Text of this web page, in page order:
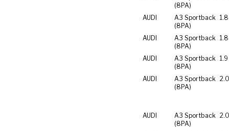
(8PA)
AUDI
A3 Sportback
(8PA)
AUDI
A3 Sportback
(8PA)
AUDI
A3 Sportback
(8PA)
AUDI
A3 Sportback
(8PA)
AUDI
A3 Sportback
(8PA)